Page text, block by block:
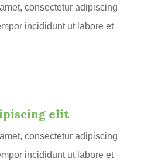
consectetur adipiscing
incididunt ut labore et
elit
consectetur adipiscing
incididunt ut labore et